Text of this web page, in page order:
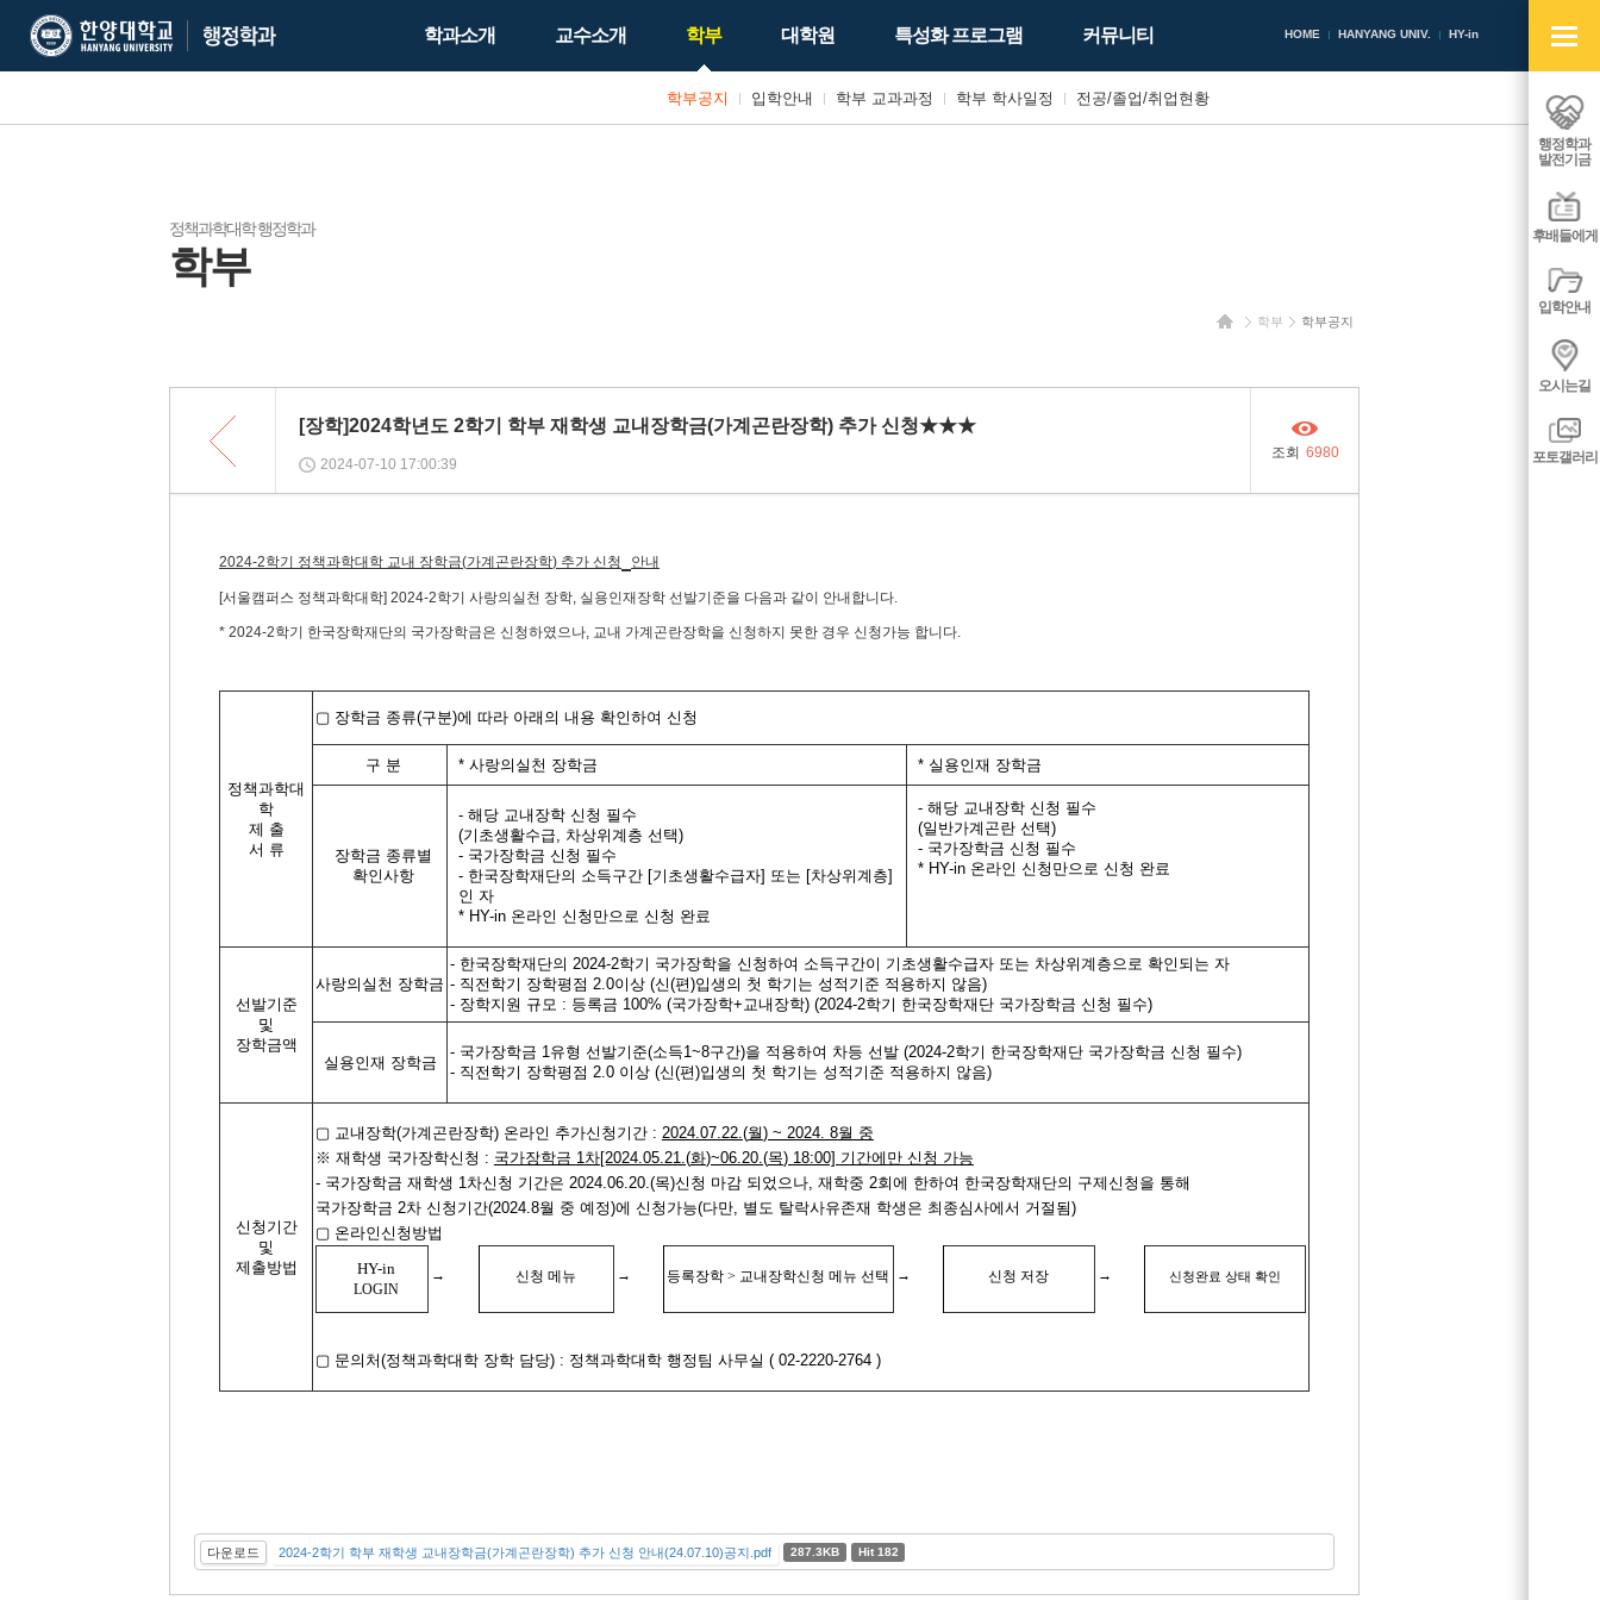
한
양
대
양
대
학
과
HOME HANYANG UNIV. HY-in
학과소개 교수소개 학부
학부공지 입학안내 학부 교과과정 학부 학사일정 전공/졸업/취업현황
대학원 특성화 프로그램 커뮤니티
홈 학부 학부공지
정책과학대학 행정학과
학부
[장학]2024학년도 2학기 학부 재학생 교내장학금(가계곤란장학) 추가 신청★★★
조회 6980
2024-07-10 17:00:39
2024-2학기 정책과학대학 교내 장학금(가계곤란장학) 추가 신청 안내
[서울캠퍼스 정책과학대학] 2024-2학기 사랑의실천 장학, 실용인재장학 선발기준을 다음과 같이 안내합니다.
* 2024-2학기 한국장학재단의 국가장학금은 신청하였으나, 교내 가계곤란장학을 신청하지 못한 경우 신청가능 합니다.
정책과학대
학
제 출
서 류
▢ 장학금 종류(구분)에 따라 아래의 내용 확인하여 신청
구 분 * 사랑의실천 장학금 * 실용인재 장학금
장학금 종류별
확인사항
- 해당 교내장학 신청 필수
(기초생활수급, 차상위계층 선택)
- 국가장학금 신청 필수
- 한국장학재단의 소득구간 [기초생활수급자] 또는 [차상위계층]
인 자
* HY-in 온라인 신청만으로 신청 완료
- 해당 교내장학 신청 필수
(일반가계곤란 선택)
- 국가장학금 신청 필수
* HY-in 온라인 신청만으로 신청 완료
선발기준
및
장학금액
사랑의실천 장학금
- 한국장학재단의 2024-2학기 국가장학을 신청하여 소득구간이 기초생활수급자 또는 차상위계층으로 확인되는 자
- 직전학기 장학평점 2.0이상 (신(편)입생의 첫 학기는 성적기준 적용하지 않음)
- 장학지원 규모 : 등록금 100% (국가장학+교내장학) (2024-2학기 한국장학재단 국가장학금 신청 필수)
실용인재 장학금
- 국가장학금 1유형 선발기준(소득1~8구간)을 적용하여 차등 선발 (2024-2학기 한국장학재단 국가장학금 신청 필수)
- 직전학기 장학평점 2.0 이상 (신(편)입생의 첫 학기는 성적기준 적용하지 않음)
신청기간
및
제출방법
▢ 교내장학(가계곤란장학) 온라인 추가신청기간 : 2024.07.22.(월) ~ 2024. 8월 중
※ 재학생 국가장학신청 : 국가장학금 1차[2024.05.21.(화)~06.20.(목) 18:00] 기간에만 신청 가능
- 국가장학금 재학생 1차신청 기간은 2024.06.20.(목)신청 마감 되었으나, 재학중 2회에 한하여 한국장학재단의 구제신청을 통해
국가장학금 2차 신청기간(2024.8월 중 예정)에 신청가능(다만, 별도 탈락사유존재 학생은 최종심사에서 거절됨)
▢ 온라인신청방법
HY-in
LOGIN
→ 신청 메뉴 → 등록장학> 교내장학신청 메뉴 선택 → 신청 저장 → 신청완료 상태 확인
▢ 문의처(정책과학대학 장학 담당) : 정책과학대학 행정팀 사무실 ( 02-2220-2764 )
다운로드 2024-2학기 학부 재학생 교내장학금(가계곤란장학) 추가 신청 안내(24.07.10)공지.pdf 287.3KB Hit 182
기/
닫
행정학과
발전기금
후배들에게
입학안내
오시는길
포토갤러리